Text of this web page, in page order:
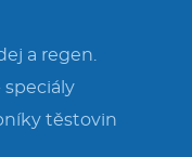
a regen.
speciály
těstovin